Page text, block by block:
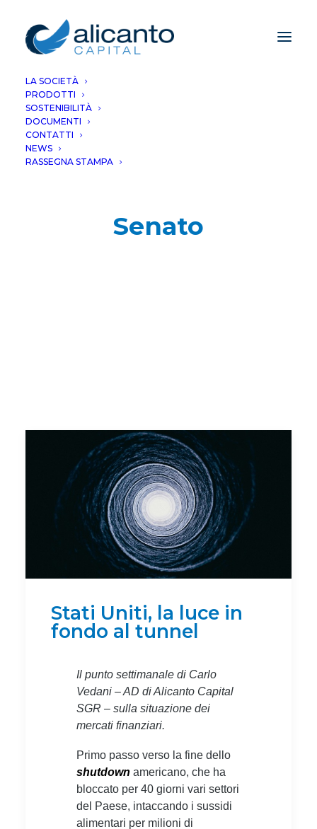
LA SOCIETÀ
PRODOTTI
SOSTENIBILITÀ
DOCUMENTI
CONTATTI
NEWS
RASSEGNA STAMPA
Senato
Stati Uniti, la luce in
fondo al tunnel
Il punto settimanale di Carlo
Vedani – AD di Alicanto Capital
SGR – sulla situazione dei
mercati finanziari.
Primo passo verso la fine dello
shutdown americano, che ha
bloccato per 40 giorni vari settori
del Paese, intaccando i sussidi
alimentari per milioni di